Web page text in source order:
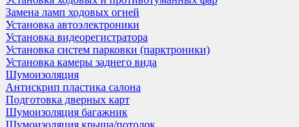
Замена ламп ходовых огней
Установка автоэлектроники
Установка видеорегистратора
Установка систем парковки (парктроники)
Установка камеры заднего вида
Шумоизоляция
Антискрип пластика салона
Подготовка дверных карт
Шумоизоляция багажник
Шумоизоляция крыша/потолок